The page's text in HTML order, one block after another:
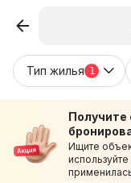
Тип жилья 1
Получите
Ищите